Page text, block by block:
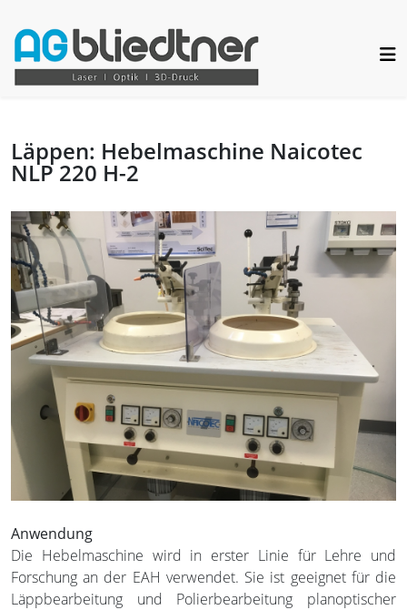
Läppen: Hebelmaschine Naicotec
NLP 220 H-2
Anwendung
Die Hebelmaschine wird in erster Linie für Lehre und
Forschung an der EAH verwendet. Sie ist geeignet für die
Läppbearbeitung und Polierbearbeitung planoptischer